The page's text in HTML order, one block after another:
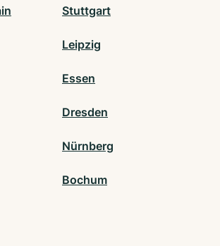
Stuttgart
Leipzig
Essen
Dresden
Nürnberg
Bochum